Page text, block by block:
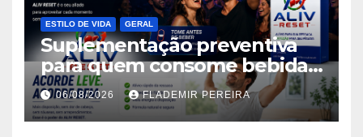
ESTILO DE VIDA GERAL
Suplementação preventiva
para quem consome bebidas
alcoólicas ganha espaço no
mercado brasileiro
06/08/2026 FLADEMIR PEREIRA